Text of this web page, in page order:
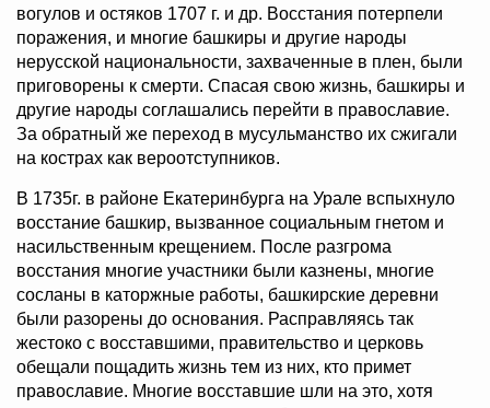
вогулов и остяков 1707 г. и др. Восстания потерпели
поражения, и многие башкиры и другие народы
нерусской национальности, захваченные в плен, были
приговорены к смерти. Спасая свою жизнь, башкиры и
другие народы соглашались перейти в православие.
За обратный же переход в мусульманство их сжигали
на кострах как вероотступников.
В 1735г. в районе Екатеринбурга на Урале вспыхнуло
восстание башкир, вызванное социальным гнетом и
насильственным крещением. После разгрома
восстания многие участники были казнены, многие
сосланы в каторжные работы, башкирские деревни
были разорены до основания. Расправляясь так
жестоко с восставшими, правительство и церковь
обещали пощадить жизнь тем из них, кто примет
православие. Многие восставшие шли на это, хотя